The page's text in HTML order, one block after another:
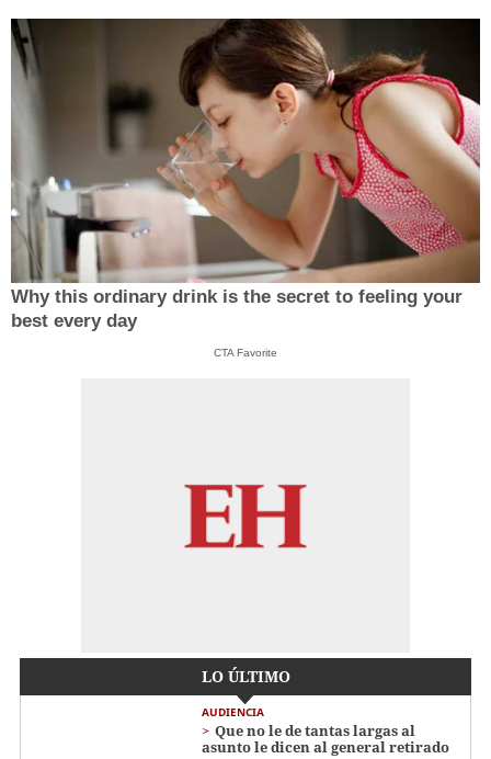
Why this ordinary drink is the secret to feeling your
best every day
CTA Favorite
LO ÚLTIMO
AUDIENCIA
Que no le de tantas largas al
asunto le dicen al general retirado